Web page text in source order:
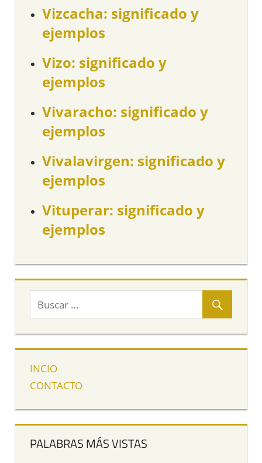
Vizcacha: significado y
ejemplos
Vizo: significado y
ejemplos
Vivaracho: significado y
ejemplos
Vivalavirgen: significado y
ejemplos
Vituperar: significado y
ejemplos
INCIO
CONTACTO
PALABRAS MÁS VISTAS